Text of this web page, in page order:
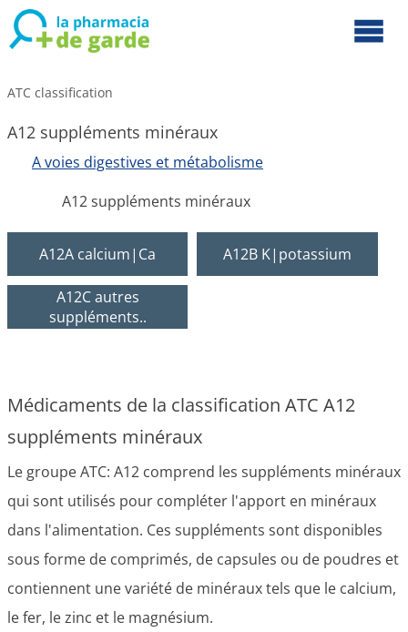
ATC classification
A12 suppléments minéraux
A voies digestives et métabolisme
A12 suppléments minéraux
A12A calcium|Ca A12B K|potassium
A12C autres
suppléments..
Médicaments de la classification ATC A12
suppléments minéraux
Le groupe ATC: A12 comprend les suppléments minéraux
qui sont utilisés pour compléter l'apport en minéraux
dans l'alimentation. Ces suppléments sont disponibles
sous forme de comprimés, de capsules ou de poudres et
contiennent une variété de minéraux tels que le calcium,
le fer, le zinc et le magnésium.